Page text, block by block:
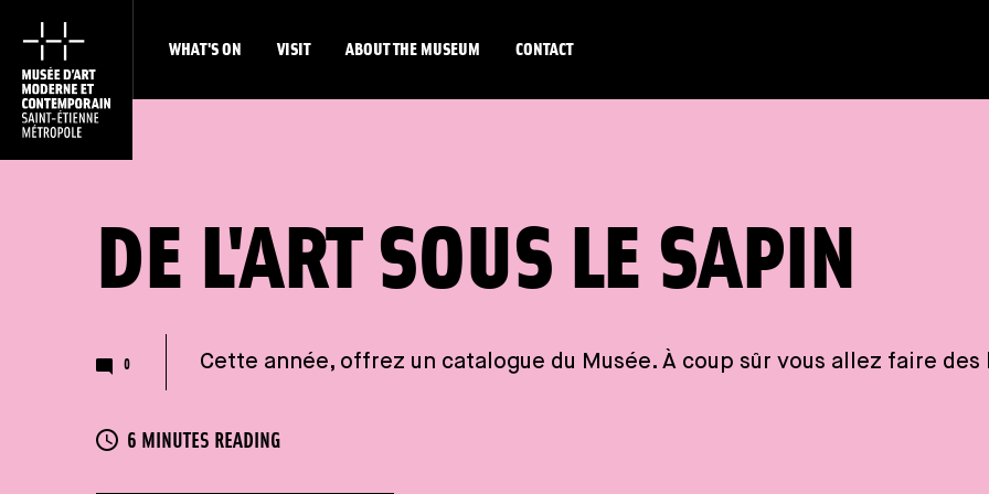
WHAT'S ON VISIT ABOUT THE MUSEUM CONTACT
DE L'ART SOUS LE SAPIN
Cette année, offrez un catalogue du Musée. À coup sûr vous allez faire des
Nombre de commentaires
0
READING TIME
6 MINUTES READING